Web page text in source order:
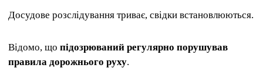
Досудове розслідування триває, свідки встановлюються.
Відомо, що підозрюваний регулярно порушував
правила дорожнього руху.